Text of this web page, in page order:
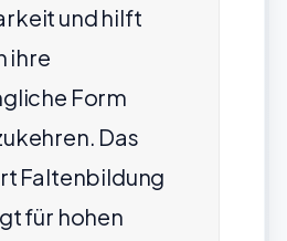
und hilft
ihre
Form
Das
Faltenbildung
für hohen